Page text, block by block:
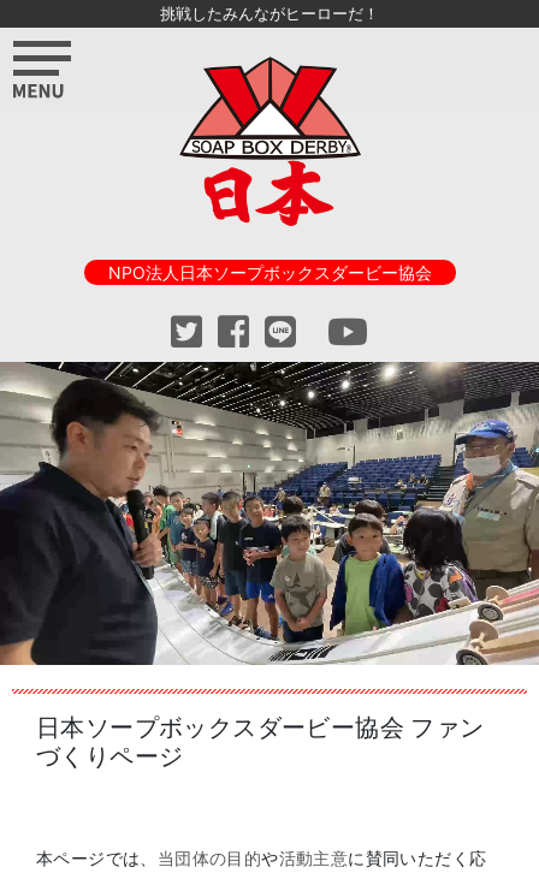
挑戦したみんながヒーローだ！
NPO法人日本ソープボックスダービー協会
日本ソープボックスダービー協会 ファン
づくりページ
本ページでは、 当団体の目的や活動主意に賛同いただく応